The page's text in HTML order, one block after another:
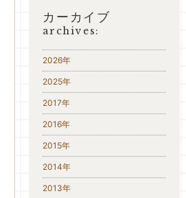
カーカイブ
archives:
2026年
2025年
2017年
2016年
2015年
2014年
2013年